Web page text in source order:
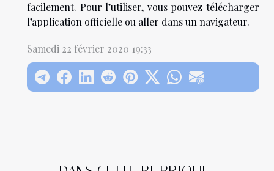
facilement. Pour l’utiliser, vous pouvez télécharger
l’application officielle ou aller dans un navigateur.
Samedi 22 février 2020 19:33